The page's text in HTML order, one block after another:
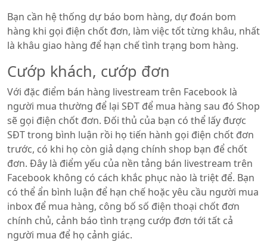
Bạn cần hệ thống dự báo bom hàng, dự đoán bom
hàng khi gọi điện chốt đơn, làm việc tốt từng khâu, nhất
là khâu giao hàng để hạn chế tình trạng bom hàng.
Cướp khách, cướp đơn
Với đặc điểm bán hàng livestream trên Facebook là
người mua thường để lại SĐT để mua hàng sau đó Shop
sẽ gọi điện chốt đơn. Đối thủ của bạn có thể lấy được
SĐT trong bình luận rồi họ tiến hành gọi điện chốt đơn
trước, có khi họ còn giả dạng chính shop bạn để chốt
đơn. Đây là điểm yếu của nền tảng bán livestream trên
Facebook không có cách khắc phục nào là triệt để. Bạn
có thể ẩn bình luận để hạn chế hoặc yêu cầu người mua
inbox để mua hàng, công bố số điện thoại chốt đơn
chính chủ, cảnh báo tình trạng cướp đơn tới tất cả
người mua để họ cảnh giác.